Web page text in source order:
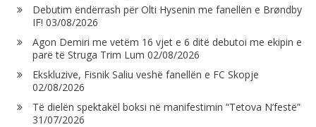
Debutim ëndërrash për Olti Hysenin me fanellën e Brøndby
IF! 03/08/2026
Agon Demiri me vetëm 16 vjet e 6 ditë debutoi me ekipin e
parë të Struga Trim Lum 02/08/2026
Ekskluzive, Fisnik Saliu veshë fanellën e FC Skopje
02/08/2026
Të dielën spektakël boksi në manifestimin “Tetova N’festë”
31/07/2026